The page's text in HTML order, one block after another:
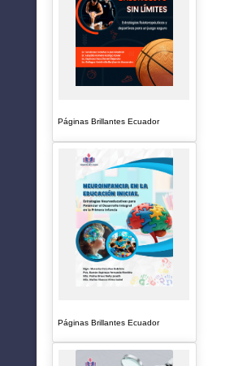
Páginas Brillantes Ecuador
Páginas Brillantes Ecuador